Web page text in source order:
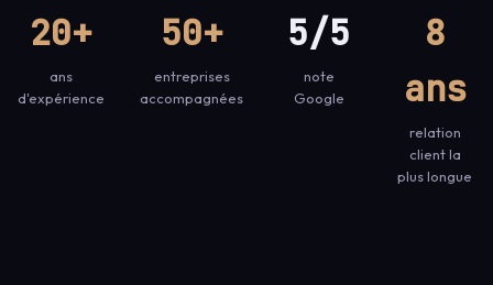
20+
ans
d'expérience
50+
entreprises
accompagnées
5/5
note
Google
8
ans
relation
client la
plus longue